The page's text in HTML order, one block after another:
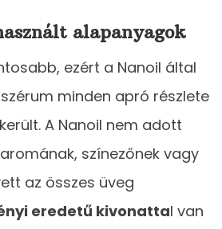
alapanyagok
ezért a Nanoil által
minden apró részlete
A Nanoil nem adott
színezőnek vagy
az összes üveg
eredetű kivonattal van